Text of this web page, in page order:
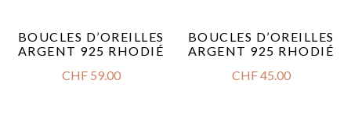
BOUCLES D’OREILLES
ARGENT 925 RHODIÉ
CHF59.00
BOUCLES D’OREILLES
ARGENT 925 RHODIÉ
CHF45.00